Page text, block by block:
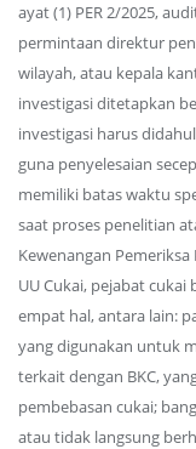
ayat (1) PER 2/2025,
permintaan direktur
wilayah, atau kepala
investigasi ditetapkan
investigasi harus
guna penyelesaian
memiliki batas waktu
saat proses penelitian
Kewenangan Pemeriksa
UU Cukai, pejabat
empat hal, antara lain:
yang digunakan untuk
terkait dengan BKC,
pembebasan cukai;
atau tidak langsung